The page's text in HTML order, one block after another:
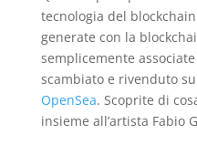
tecnologia del
generate con la
semplicemente
scambiato e rivenduto
OpenSea. Scoprite di
insieme all’artista Fabio